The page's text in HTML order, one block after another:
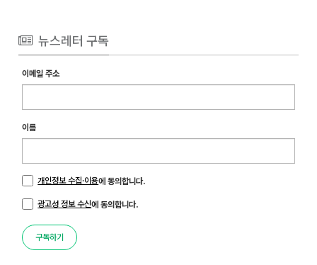
뉴스레터 구독
이메일 주소
이름
개인정보 수집·이용에 동의합니다.
광고성 정보 수신에 동의합니다.
구독하기